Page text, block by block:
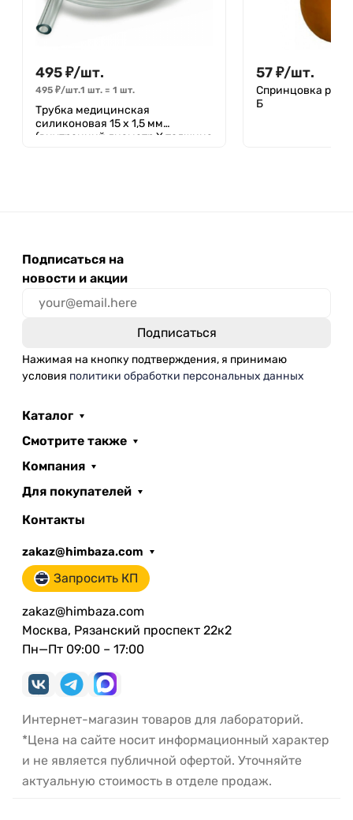
495₽/шт.
495 ₽/шт.1 шт. = 1 шт.
Трубка медицинская
силиконовая 15 х 1,5 мм
(внутренний диаметр Х толщина
57₽/шт.
Спринцовка
Б
Подписаться на
новости и акции
Нажимая на кнопку подтверждения, я принимаю
условия политики обработки персональных данных
Каталог
Смотрите также
Компания
Для покупателей
Контакты
zakaz@himbaza.com
Запросить КП
zakaz@himbaza.com
Москва, Рязанский проспект 22к2
Пн—Пт 09:00 – 17:00
Интернет-магазин товаров для лабораторий.
*Цена на сайте носит информационный характер
и не является публичной офертой. Уточняйте
актуальную стоимость в отделе продаж.